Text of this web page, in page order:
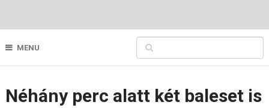
MENU
Néhány perc alatt két baleset is